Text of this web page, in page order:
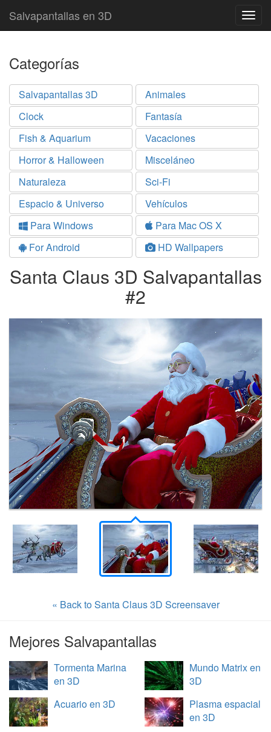
Salvapantallas en 3D
Categorías
Salvapantallas 3D
Animales
Clock
Fantasía
Fish & Aquarium
Vacaciones
Horror & Halloween
Misceláneo
Naturaleza
Sci-Fi
Espacio & Universo
Vehículos
Para Windows
Para Mac OS X
For Android
HD Wallpapers
Santa Claus 3D Salvapantallas
#2
« Back to Santa Claus 3D Screensaver
Mejores Salvapantallas
Tormenta Marina
en 3D
Mundo Matrix en
3D
Acuario en 3D
Plasma espacial
en 3D